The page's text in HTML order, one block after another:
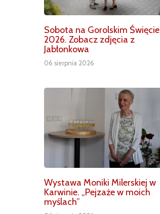
Sobota na Gorolskim Święcie
2026. Zobacz zdjęcia z
Jabłonkowa
06 sierpnia 2026
Wystawa Moniki Milerskiej w
Karwinie. „Pejzaże w moich
myślach”